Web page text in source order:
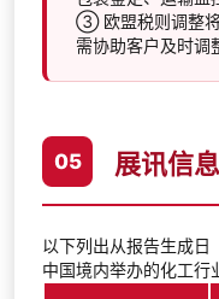
③ 欧盟税则调整将
需协助客户及时调
05 展讯信息
以下列出从报告生成
中国境内举办的化工行